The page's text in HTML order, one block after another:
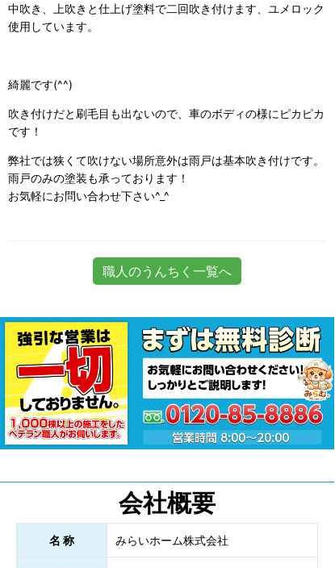
中吹き、上吹きと仕上げ塗料で二回吹き付けます、ユメロック
使用しています。
綺麗です(^^)
吹き付けだと刷毛目も出ないので、車のボディの様にピカピカ
です！
弊社では狭くて吹けない場所意外は雨戸は基本吹き付けです。
雨戸のみの塗装も承っております！
お気軽にお問い合わせ下さい^_^
職人のうんちく一覧へ
会社概要
名 称 みらいホーム株式会社